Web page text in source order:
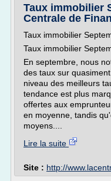
Taux immobilier
Centrale de
Taux immobilier
Taux immobilier
En septembre, nous
des taux sur
niveau des meilleurs
tendance est plus
offertes aux
en moyenne, tandis
moyens....
Lire la suite
Site : http://